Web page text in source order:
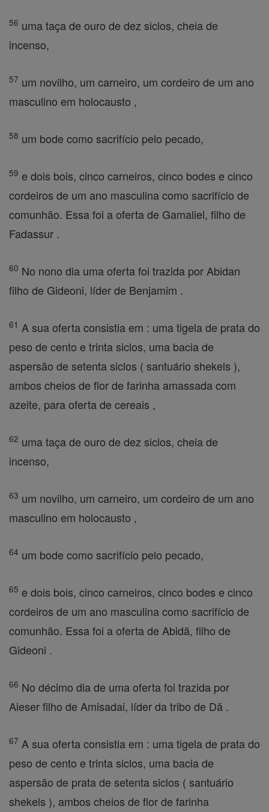
56 uma taça de ouro de dez siclos, cheia de
incenso,
57 um novilho, um carneiro, um cordeiro de um ano
masculino em holocausto ,
58 um bode como sacrifício pelo pecado,
59 e dois bois, cinco carneiros, cinco bodes e cinco
cordeiros de um ano masculina como sacrifício de
comunhão. Essa foi a oferta de Gamaliel, filho de
Fadassur .
60 No nono dia uma oferta foi trazida por Abidan
filho de Gideoni, líder de Benjamim .
61 A sua oferta consistia em : uma tigela de prata do
peso de cento e trinta siclos, uma bacia de
aspersão de setenta siclos ( santuário shekels ),
ambos cheios de flor de farinha amassada com
azeite, para oferta de cereais ,
62 uma taça de ouro de dez siclos, cheia de
incenso,
63 um novilho, um carneiro, um cordeiro de um ano
masculino em holocausto ,
64 um bode como sacrifício pelo pecado,
65 e dois bois, cinco carneiros, cinco bodes e cinco
cordeiros de um ano masculina como sacrifício de
comunhão. Essa foi a oferta de Abidã, filho de
Gideoni .
66 No décimo dia de uma oferta foi trazida por
Aieser filho de Amisadai, líder da tribo de Dã .
67 A sua oferta consistia em : uma tigela de prata do
peso de cento e trinta siclos, uma bacia de
aspersão de prata de setenta siclos ( santuário
shekels ), ambos cheios de flor de farinha